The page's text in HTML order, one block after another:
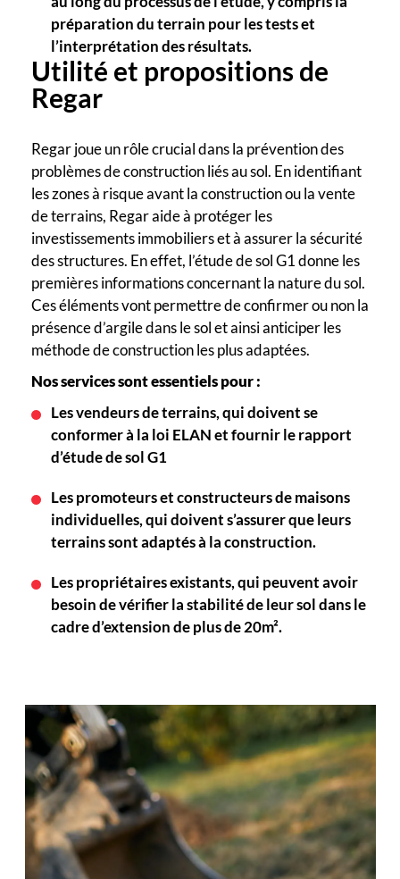
préparation du terrain pour les tests et
l’interprétation des résultats.
Utilité et propositions de
Regar
Regar joue un rôle crucial dans la prévention des
problèmes de construction liés au sol. En identifiant
les zones à risque avant la construction ou la vente
de terrains, Regar aide à protéger les
investissements immobiliers et à assurer la sécurité
des structures. En effet, l’étude de sol G1 donne les
premières informations concernant la nature du sol.
Ces éléments vont permettre de confirmer ou non la
présence d’argile dans le sol et ainsi anticiper les
méthode de construction les plus adaptées.
Nos services sont essentiels pour :
Les vendeurs de terrains, qui doivent se
conformer à la loi ELAN et fournir le rapport
d’étude de sol G1
Les promoteurs et constructeurs de maisons
individuelles, qui doivent s’assurer que leurs
terrains sont adaptés à la construction.
Les propriétaires existants, qui peuvent avoir
besoin de vérifier la stabilité de leur sol dans le
cadre d’extension de plus de 20m².